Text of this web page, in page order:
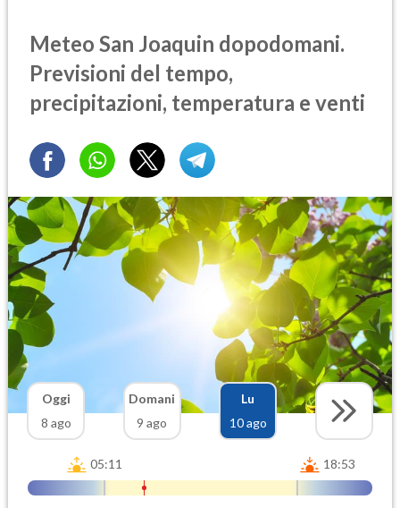
Meteo San Joaquin dopodomani.
Previsioni del tempo,
precipitazioni, temperatura e venti
Oggi
8 ago
Domani
9 ago
Lu
10 ago
05:11 18:53